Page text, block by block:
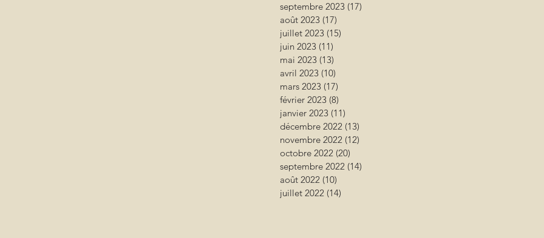
septembre 2023 (17)
août 2023 (17)
juillet 2023 (15)
juin 2023 (11)
mai 2023 (13)
avril 2023 (10)
mars 2023 (17)
février 2023 (8)
janvier 2023 (11)
décembre 2022 (13)
novembre 2022 (12)
octobre 2022 (20)
septembre 2022 (14)
août 2022 (10)
juillet 2022 (14)